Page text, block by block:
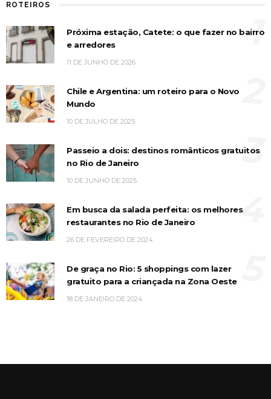
ROTEIROS
Próxima estação, Catete: o que fazer no bairro
e arredores
11 DE JUNHO DE 2026
1
Chile e Argentina: um roteiro para o Novo
Mundo
10 DE JULHO DE 2025
Passeio a dois: destinos românticos gratuitos
no Rio de Janeiro
10 DE JUNHO DE 2025
3
Em busca da salada perfeita: os melhores
restaurantes no Rio de Janeiro
26 DE FEVEREIRO DE 2024
4
De graça no Rio: 5 shoppings com lazer
gratuito para a criançada na Zona Oeste
18 DE JANEIRO DE 2024